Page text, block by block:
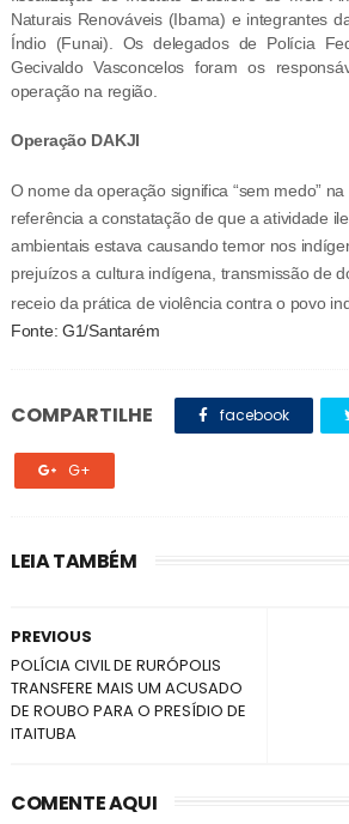
Naturais Renováveis (Ibama) e integrantes
Índio (Funai). Os delegados de Polícia
Gecivaldo Vasconcelos foram os
operação na região.
Operação DAKJI
O nome da operação significa “sem medo” na
referência a constatação de que a atividade
ambientais estava causando temor nos
prejuízos a cultura indígena, transmissão de
receio da prática de violência contra o povo
Fonte: G1/Santarém
COMPARTILHE facebook
G+
LEIA TAMBÉM
PREVIOUS
POLÍCIA CIVIL DE RURÓPOLIS
TRANSFERE MAIS UM ACUSADO
DE ROUBO PARA O PRESÍDIO DE
ITAITUBA
COMENTE AQUI